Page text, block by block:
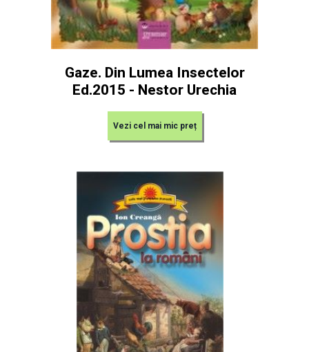
Gaze. Din Lumea Insectelor
Ed.2015 - Nestor Urechia
Vezi cel mai mic preț